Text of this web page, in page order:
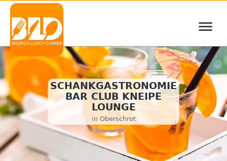
≡
SCHANKGASTRONOMIE
BAR CLUB KNEIPE
LOUNGE
in Oberschrot